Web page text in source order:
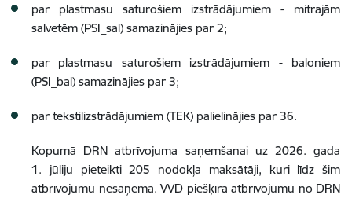
par plastmasu saturošiem izstrādājumiem - mitrajām
salvetēm (PSI_sal) samazinājies par 2;
par plastmasu saturošiem izstrādājumiem - baloniem
(PSI_bal) samazinājies par 3;
par tekstilizstrādājumiem (TEK) palielinājies par 36.
Kopumā DRN atbrīvojuma saņemšanai uz 2026. gada
1. jūliju pieteikti 205 nodokļa maksātāji, kuri līdz šim
atbrīvojumu nesaņēma. VVD piešķīra atbrīvojumu no DRN